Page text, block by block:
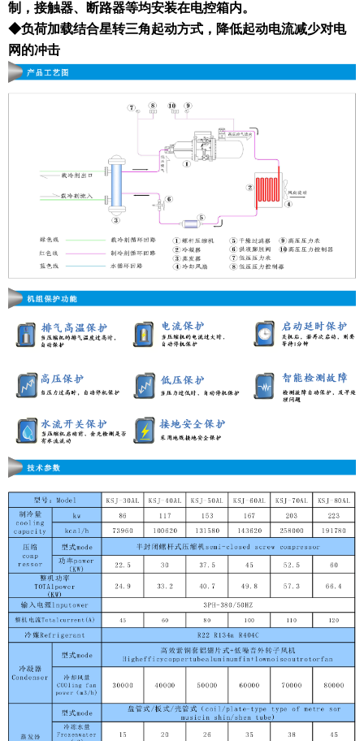
制，接触器、断路器等均安装在电控箱内。
◆负荷加载结合星转三角起动方式，降低起动电流减少对电
网的冲击